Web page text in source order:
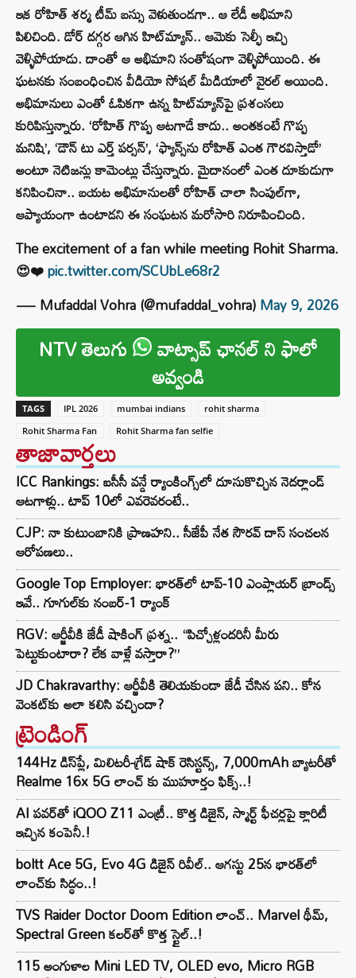
ఇక రోహిత్ శర్మ టీమ్ బస్సు వెళుతుండగా.. ఆ లేడీ అభిమాని
పిలిచింది. డోర్ దగ్గర ఆగిన హిట్‌మ్యాన్.. ఆమెకు సెల్ఫీ ఇచ్చి
వెళ్ళిపోయాడు. దాంతో ఆ అభిమాని సంతోషంగా వెళ్ళిపోయింది. ఈ
ఘటనకు సంబంధించిన వీడియో సోషల్ మీడియాలో వైరల్ అయింది.
అభిమానులు ఎంతో ఓపికగా ఉన్న హిట్‌మ్యాన్‌పై ప్రశంసలు
కురిపిస్తున్నారు. ‘రోహిత్ గొప్ప ఆటగాడే కాదు.. అంతకంటే గొప్ప
మనిషి’, ‘డౌన్ టు ఎర్త్ పర్సన్’, ‘ఫ్యాన్స్‌ను రోహిత్ ఎంత గౌరవిస్తాడో’
అంటూ నెటిజన్లు కామెంట్లు చేస్తున్నారు. మైదానంలో ఎంత దూకుడుగా
కనిపించినా.. బయట అభిమానులతో రోహిత్ చాలా సింపుల్‌గా,
ఆప్యాయంగా ఉంటాడని ఈ సంఘటన మరోసారి నిరూపించింది.
The excitement of a fan while meeting Rohit Sharma.
😍❤️pic.twitter.com/SCUbLe68r2
— Mufaddal Vohra (@mufaddal_vohra)May 9, 2026
NTV తెలుగు వాట్సాప్ ఛానల్ ని ఫాలో
అవ్వండి
TAGS IPL 2026 mumbai indians
rohit sharma
Rohit Sharma Fan
Rohit Sharma fan selfie
తాజావార్తలు
ICC Rankings: ఐసీసీ వన్డే ర్యాంకింగ్స్‌లో దూసుకొచ్చిన నెదర్లాండ్
ఆటగాళ్లు.. టాప్ 10లో ఎవరెవరంటే..
CJP: నా కుటుంబానికి ప్రాణహని.. సీజేపీ నేత సౌరవ్ దాస్ సంచలన
ఆరోపణలు..
Google Top Employer: భారత్‌లో టాప్-10 ఎంప్లాయర్ బ్రాండ్స్
ఇవే.. గూగుల్‌కు నంబర్-1 ర్యాంక్
RGV: ఆర్జీవీకి జేడీ షాకింగ్ ప్రశ్న.. “పిచ్చోళ్లందరినీ మీరు
పెట్టుకుంటారా? లేక వాళ్లే వస్తారా?”
JD Chakravarthy: ఆర్జీవీకి తెలియకుండా జేడీ చేసిన పని.. కోన
వెంకట్‌కు అలా కలిసి వచ్చిందా?
ట్రెండింగ్‌
144Hz డిస్‌ప్లే, మిలిటరీ-గ్రేడ్ షాక్ రెసిస్టన్స్, 7,000mAh బ్యాటరీతో
Realme 16x 5G లాంచ్ కు ముహూర్తం ఫిక్స్..!
AI పవర్‌తో iQOO Z11 ఎంట్రీ.. కొత్త డిజైన్, స్మార్ట్ ఫీచర్లపై క్లారిటీ
ఇచ్చిన కంపెనీ.!
boltt Ace 5G, Evo 4G డిజైన్ రివీల్.. ఆగస్టు 25న భారత్‌లో
లాంచ్‌కు సిద్ధం..!
TVS Raider Doctor Doom Edition లాంచ్.. Marvel థీమ్,
Spectral Green కలర్‌తో కొత్త స్టైల్..!
115 అంగుళాల Mini LED TV, OLED evo, Micro RGB